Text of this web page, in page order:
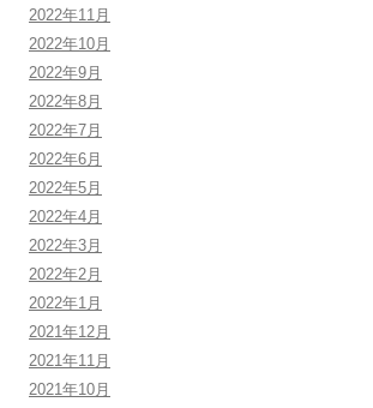
2022年11月
2022年10月
2022年9月
2022年8月
2022年7月
2022年6月
2022年5月
2022年4月
2022年3月
2022年2月
2022年1月
2021年12月
2021年11月
2021年10月